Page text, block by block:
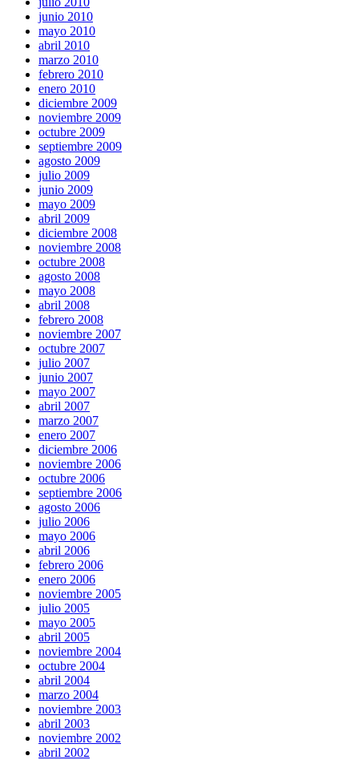
junio 2010
mayo 2010
abril 2010
marzo 2010
febrero 2010
enero 2010
diciembre 2009
noviembre 2009
octubre 2009
septiembre 2009
agosto 2009
julio 2009
junio 2009
mayo 2009
abril 2009
diciembre 2008
noviembre 2008
octubre 2008
agosto 2008
mayo 2008
abril 2008
febrero 2008
noviembre 2007
octubre 2007
julio 2007
junio 2007
mayo 2007
abril 2007
marzo 2007
enero 2007
diciembre 2006
noviembre 2006
octubre 2006
septiembre 2006
agosto 2006
julio 2006
mayo 2006
abril 2006
febrero 2006
enero 2006
noviembre 2005
julio 2005
mayo 2005
abril 2005
noviembre 2004
octubre 2004
abril 2004
marzo 2004
noviembre 2003
abril 2003
noviembre 2002
abril 2002